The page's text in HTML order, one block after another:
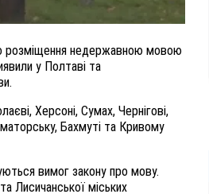
розміщення недержавною мовою
у Полтаві та
Херсоні, Сумах, Чернігові,
Бахмуті та Кривому
вимог закону про мову.
Лисичанської міських